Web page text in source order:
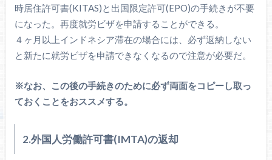
時居住許可書(KITAS)と出国限定許可(EPO)の手続きが不要
になった。再度就労ビザを申請することができる。
４ヶ月以上インドネシア滞在の場合には、必ず返納しない
と新たに就労ビザを申請できなくなるので注意が必要だ。
※なお、この後の手続きのために必ず両面をコピーし取っ
ておくことをおススメする。
2.外国人労働許可書(IMTA)の返却